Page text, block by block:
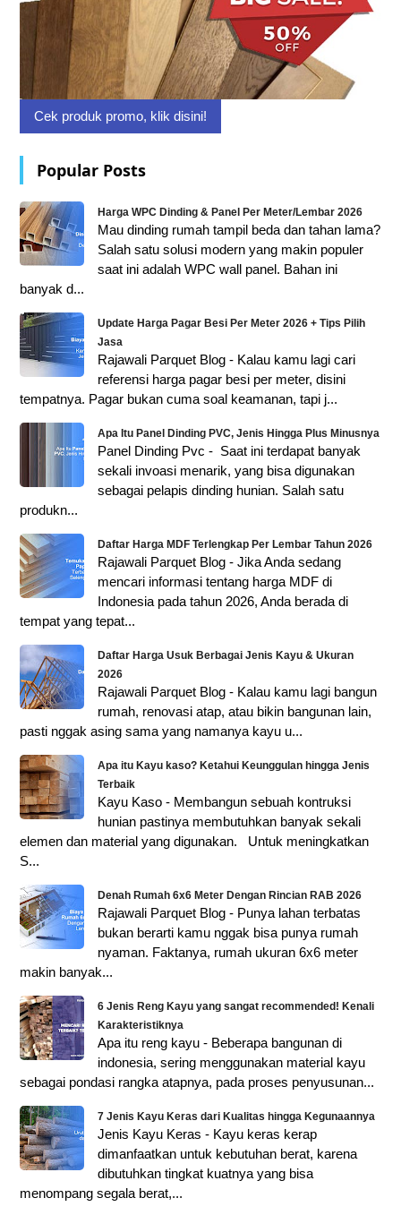
Cek produk promo, klik disini!
Popular Posts
Harga WPC Dinding & Panel Per Meter/Lembar 2026
Mau dinding rumah tampil beda dan tahan lama?
Salah satu solusi modern yang makin populer
saat ini adalah WPC wall panel. Bahan ini
banyak d...
Update Harga Pagar Besi Per Meter 2026 + Tips Pilih
Jasa
Rajawali Parquet Blog - Kalau kamu lagi cari
referensi harga pagar besi per meter, disini
tempatnya. Pagar bukan cuma soal keamanan, tapi j...
Apa Itu Panel Dinding PVC, Jenis Hingga Plus Minusnya
Panel Dinding Pvc - Saat ini terdapat banyak
sekali invoasi menarik, yang bisa digunakan
sebagai pelapis dinding hunian. Salah satu
produkn...
Daftar Harga MDF Terlengkap Per Lembar Tahun 2026
Rajawali Parquet Blog - Jika Anda sedang
mencari informasi tentang harga MDF di
Indonesia pada tahun 2026, Anda berada di
tempat yang tepat...
Daftar Harga Usuk Berbagai Jenis Kayu & Ukuran
2026
Rajawali Parquet Blog - Kalau kamu lagi bangun
rumah, renovasi atap, atau bikin bangunan lain,
pasti nggak asing sama yang namanya kayu u...
Apa itu Kayu kaso? Ketahui Keunggulan hingga Jenis
Terbaik
Kayu Kaso - Membangun sebuah kontruksi
hunian pastinya membutuhkan banyak sekali
elemen dan material yang digunakan. Untuk meningkatkan
S...
Denah Rumah 6x6 Meter Dengan Rincian RAB 2026
Rajawali Parquet Blog - Punya lahan terbatas
bukan berarti kamu nggak bisa punya rumah
nyaman. Faktanya, rumah ukuran 6x6 meter
makin banyak...
6 Jenis Reng Kayu yang sangat recommended! Kenali
Karakteristiknya
Apa itu reng kayu - Beberapa bangunan di
indonesia, sering menggunakan material kayu
sebagai pondasi rangka atapnya, pada proses penyusunan...
7 Jenis Kayu Keras dari Kualitas hingga Kegunaannya
Jenis Kayu Keras - Kayu keras kerap
dimanfaatkan untuk kebutuhan berat, karena
dibutuhkan tingkat kuatnya yang bisa
menompang segala berat,...